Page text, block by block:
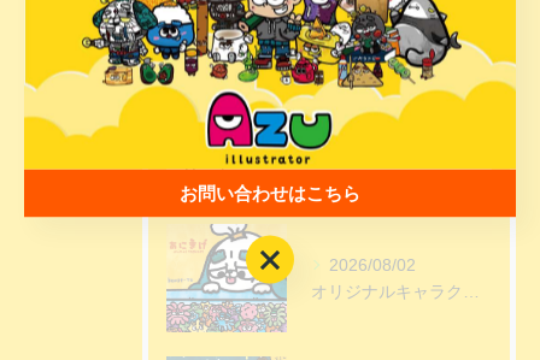
デザイン
最近の投稿
Posts
2026/08/02
お問い合わせはこちら
お問い合わせはこちら